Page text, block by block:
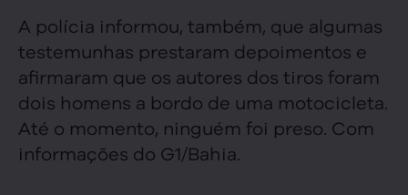
A polícia informou, também, que algumas
testemunhas prestaram depoimentos e
afirmaram que os autores dos tiros foram
dois homens a bordo de uma motocicleta.
Até o momento, ninguém foi preso. Com
informações do G1/Bahia.